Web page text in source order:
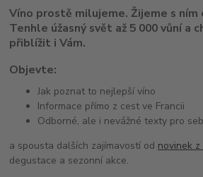
Víno prostě milujeme. Žijeme s ním
Tenhle úžasný svět až 5 000 vůní a
přiblížit i Vám.
Objevte:
Jak poznat to nejlepší víno
Informace přímo z cest ve Francii
Odborné, ale i nevážné texty pro
a spousta dalších zajímavostí od novinek
degustace a sezonní akce.